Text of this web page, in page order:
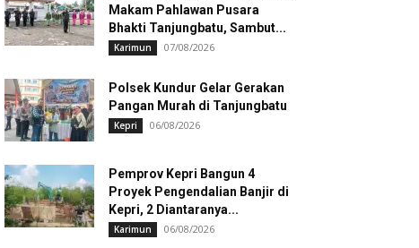
Makam Pahlawan Pusara
Bhakti Tanjungbatu, Sambut...
Karimun 07/08/2026
Polsek Kundur Gelar Gerakan
Pangan Murah di Tanjungbatu
Kepri 06/08/2026
Pemprov Kepri Bangun 4
Proyek Pengendalian Banjir di
Kepri, 2 Diantaranya...
Karimun 06/08/2026